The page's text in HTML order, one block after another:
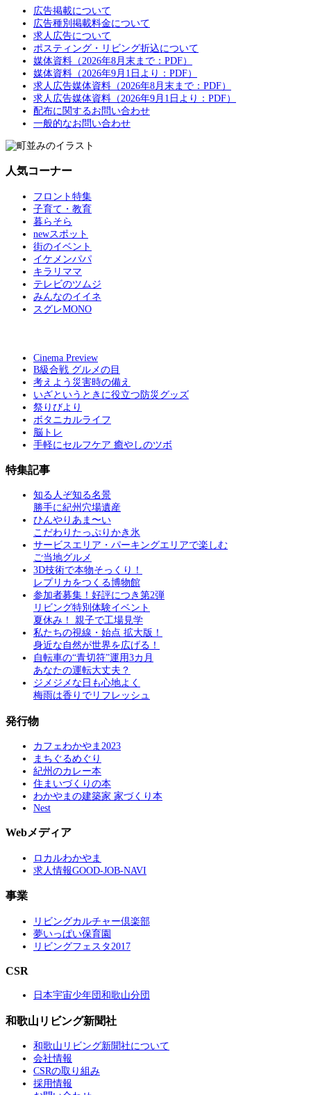
広告掲載について
広告種別掲載料金について
求人広告について
ポスティング・リビング折込について
媒体資料（2026年8月末まで：PDF）
媒体資料（2026年9月1日より：PDF）
求人広告媒体資料（2026年8月末まで：PDF）
求人広告媒体資料（2026年9月1日より：PDF）
配布に関するお問い合わせ
一般的なお問い合わせ
人気コーナー
フロント特集
子育て・教育
暮らそら
newスポット
街のイベント
イケメンパパ
キラリママ
テレビのツムジ
みんなのイイネ
スグレMONO
Cinema Preview
B級合戦 グルメの目
考えよう災害時の備え
いざというときに役立つ防災グッズ
祭りびより
ボタニカルライフ
脳トレ
手軽にセルフケア 癒やしのツボ
特集記事
知る人ぞ知る名景
勝手に紀州穴場遺産
ひんやりあま〜い
こだわりたっぷりかき氷
サービスエリア・パーキングエリアで楽しむ
ご当地グルメ
3D技術で本物そっくり！
レプリカをつくる博物館
参加者募集！好評につき第2弾
リビング特別体験イベント
夏休み！ 親子で工場見学
私たちの視線・始点 拡大版！
身近な自然が世界を広げる！
自転車の“青切符”運用3カ月
あなたの運転大丈夫？
ジメジメな日も心地よく
梅雨は香りでリフレッシュ
発行物
カフェわかやま2023
まちぐるめぐり
紀州のカレー本
住まいづくりの本
わかやまの建築家 家づくり本
Nest
Webメディア
ロカルわかやま
求人情報GOOD-JOB-NAVI
事業
リビングカルチャー倶楽部
夢いっぱい保育園
リビングフェスタ2017
CSR
日本宇宙少年団和歌山分団
和歌山リビング新聞社
和歌山リビング新聞社について
会社情報
CSRの取り組み
採用情報